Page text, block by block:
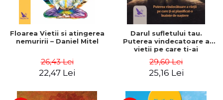
Floarea Vietii si atingerea
nemuririi – Daniel Mitel
26,43 Lei
22,47 Lei
Darul sufletului tau.
Puterea vindecatoare a
vietii pe care ti-ai
nastere – Robert Schwartz
29,60 Lei
25,16 Lei